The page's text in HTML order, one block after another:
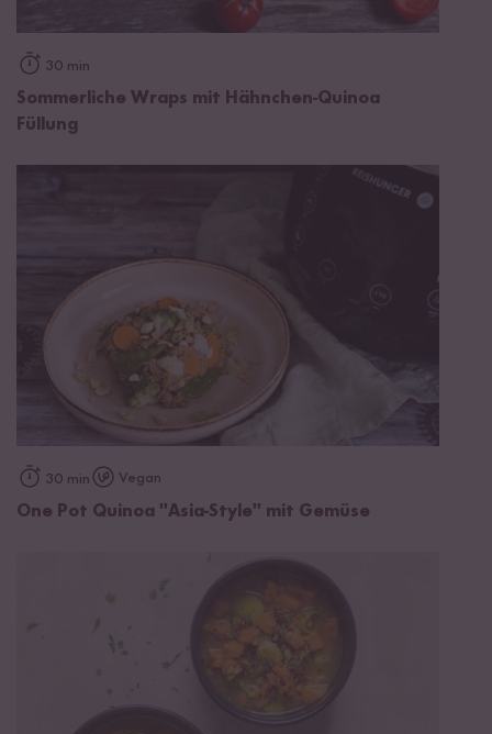
30 min
Sommerliche Wraps mit Hähnchen-Quinoa
Füllung
30 min Vegan
One Pot Quinoa "Asia-Style" mit Gemüse